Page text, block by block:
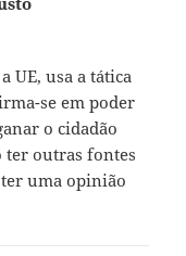
UE, usa a tática
se em poder
o cidadão
ter outras fontes
uma opinião